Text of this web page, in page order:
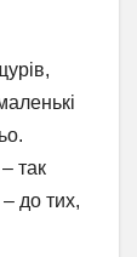
так
до тих,